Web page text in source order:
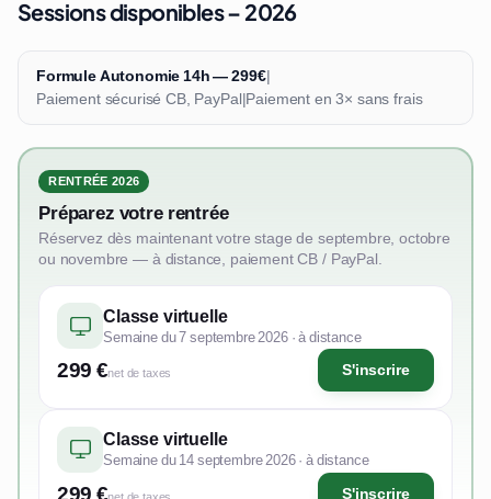
Sessions disponibles – 2026
Formule Autonomie 14h — 299€|
Paiement sécurisé CB, PayPal|Paiement en 3× sans frais
RENTRÉE 2026
Préparez votre rentrée
Réservez dès maintenant votre stage de septembre, octobre
ou novembre — à distance, paiement CB / PayPal.
Classe virtuelle
Semaine du 7 septembre 2026 · à distance
299 €net de taxes S'inscrire
Classe virtuelle
Semaine du 14 septembre 2026 · à distance
S'inscrire